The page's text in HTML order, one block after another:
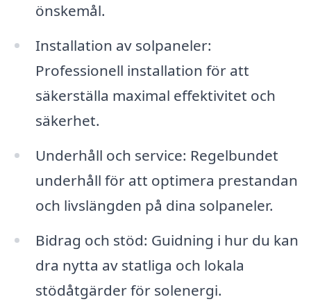
önskemål.
Installation av solpaneler:
Professionell installation för att
säkerställa maximal effektivitet och
säkerhet.
Underhåll och service: Regelbundet
underhåll för att optimera prestandan
och livslängden på dina solpaneler.
Bidrag och stöd: Guidning i hur du kan
dra nytta av statliga och lokala
stödåtgärder för solenergi.